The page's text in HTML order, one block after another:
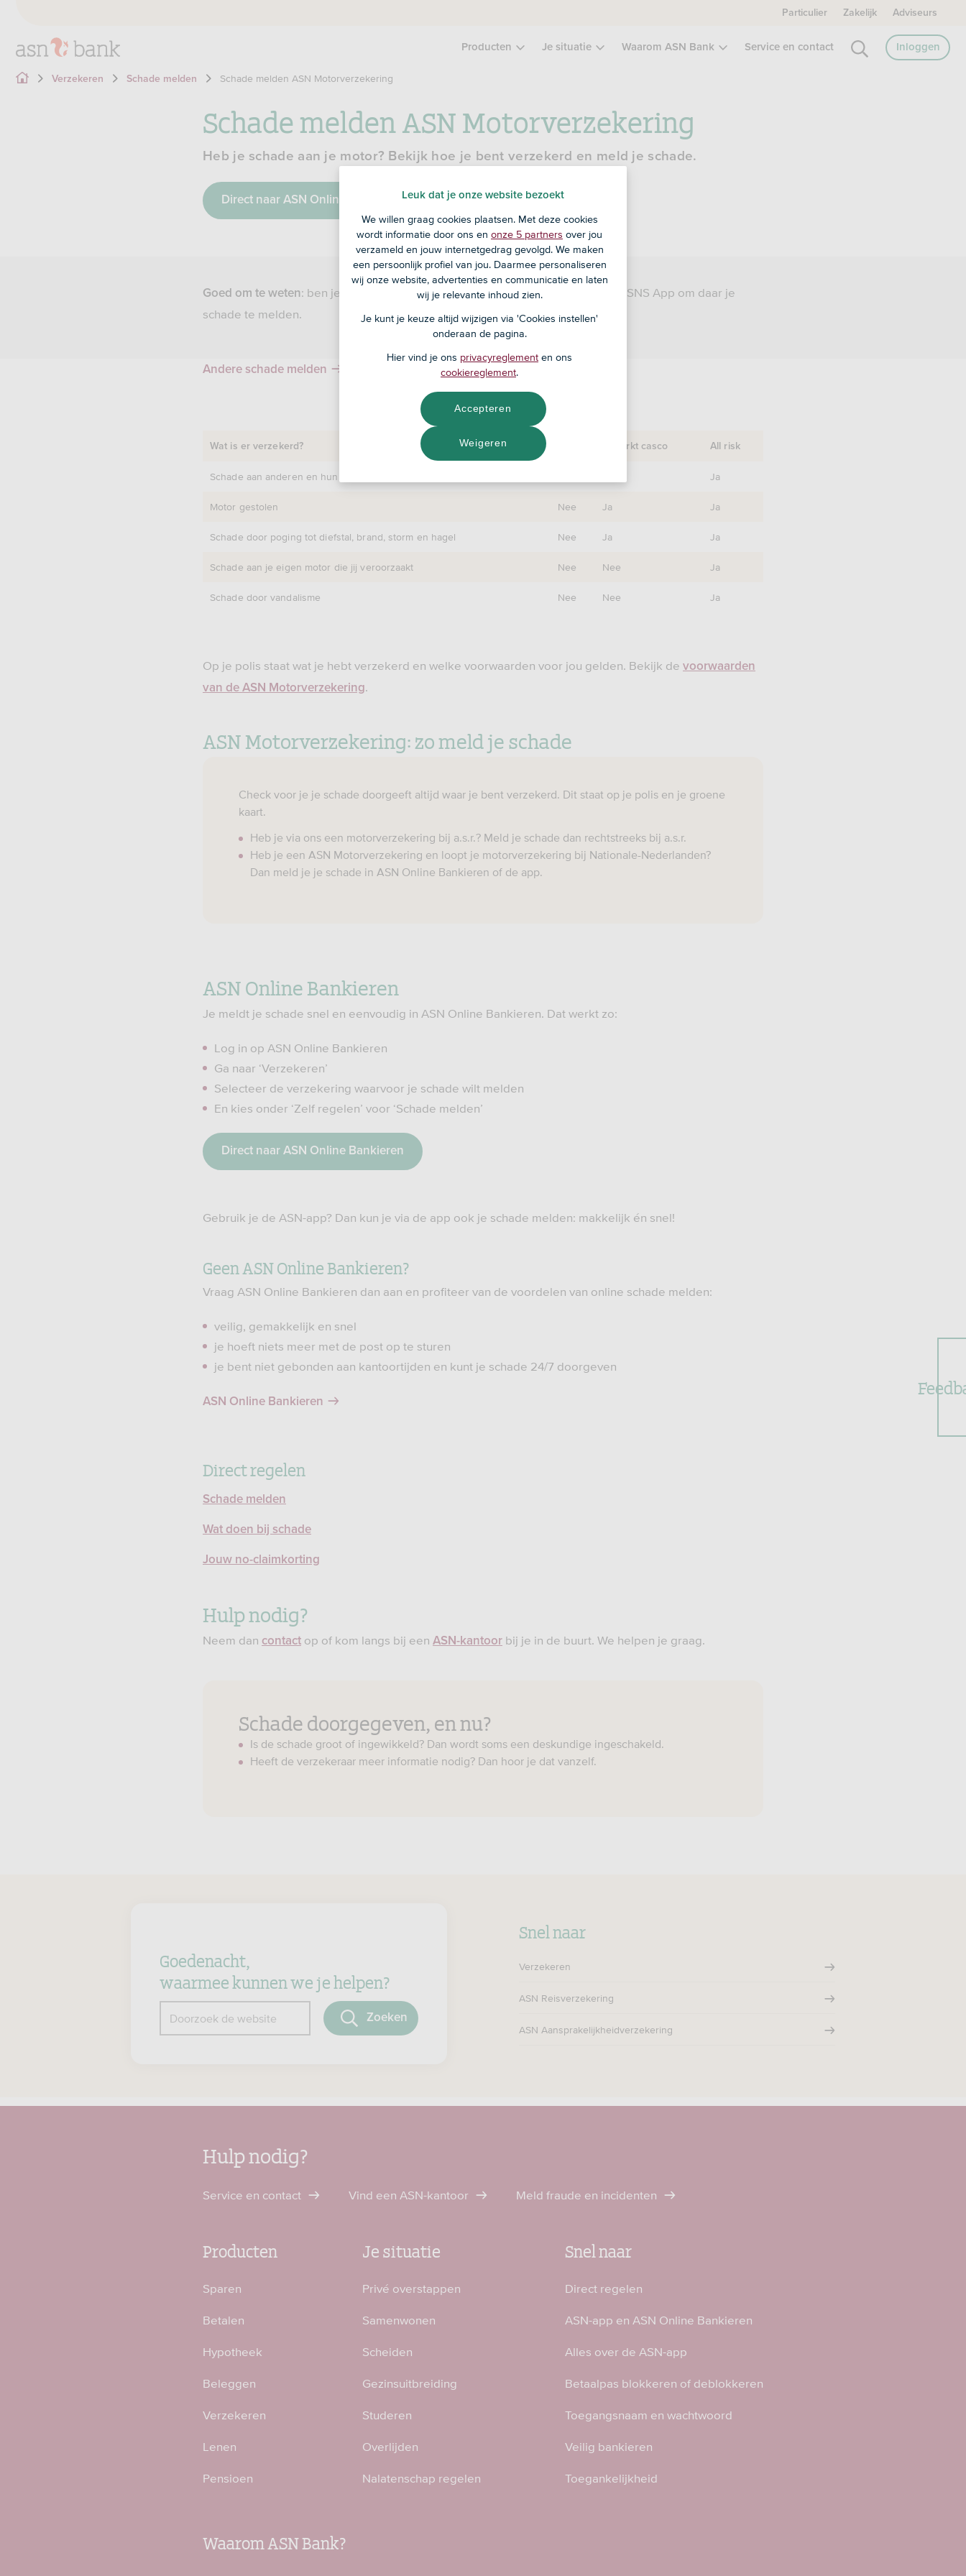
Particulier Zakelijk Adviseurs
Producten Je situatie Waarom ASN Bank Service en contact Inloggen
Verzekeren Schade melden Schade melden ASN Motorverzekering
Schade melden ASN Motorverzekering
Heb je schade aan je motor? Bekijk hoe je bent verzekerd en meld je schade.
Direct naar ASN Online Bankieren
Goed om te weten: ben je klant van SNS? Log dan in op Mijn SNS of ga naar de SNS App om daar je
schade te melden.
Andere schade melden
Wat is er verzekerd? Beperkt casco All risk
Schade aan anderen en hun spullen Ja
Motor gestolen Nee Ja Ja
Schade door poging tot diefstal, brand, storm en hagel Nee Ja Ja
Schade aan je eigen motor die jij veroorzaakt Nee Nee Ja
Schade door vandalisme Nee Nee Ja
Op je polis staat wat je hebt verzekerd en welke voorwaarden voor jou gelden. Bekijk de voorwaarden
van de ASN Motorverzekering.
ASN Motorverzekering: zo meld je schade
Check voor je je schade doorgeeft altijd waar je bent verzekerd. Dit staat op je polis en je groene
kaart.
Heb je via ons een motorverzekering bij a.s.r.? Meld je schade dan rechtstreeks bij a.s.r.
Heb je een ASN Motorverzekering en loopt je motorverzekering bij Nationale-Nederlanden?
Dan meld je je schade in ASN Online Bankieren of de app.
ASN Online Bankieren
Je meldt je schade snel en eenvoudig in ASN Online Bankieren. Dat werkt zo:
Log in op ASN Online Bankieren
Ga naar ‘Verzekeren’
Selecteer de verzekering waarvoor je schade wilt melden
En kies onder ‘Zelf regelen’ voor ‘Schade melden’
Direct naar ASN Online Bankieren
Gebruik je de ASN-app? Dan kun je via de app ook je schade melden: makkelijk én snel!
Geen ASN Online Bankieren?
Vraag ASN Online Bankieren dan aan en profiteer van de voordelen van online schade melden:
veilig, gemakkelijk en snel
je hoeft niets meer met de post op te sturen
je bent niet gebonden aan kantoortijden en kunt je schade 24/7 doorgeven
ASN Online Bankieren
Direct regelen
Schade melden
Wat doen bij schade
Jouw no-claimkorting
Hulp nodig?
Neem dan contact op of kom langs bij een ASN-kantoor bij je in de buurt. We helpen je graag.
Schade doorgegeven, en nu?
Is de schade groot of ingewikkeld? Dan wordt soms een deskundige ingeschakeld.
Heeft de verzekeraar meer informatie nodig? Dan hoor je dat vanzelf.
Goedenacht,
waarmee kunnen we je helpen?
Doorzoek de website
Zoeken
Snel naar
Verzekeren
ASN Reisverzekering
ASN Aansprakelijkheidverzekering
Hulp nodig?
Service en contact Vind een ASN-kantoor Meld fraude en incidenten
Producten
Sparen
Betalen
Hypotheek
Beleggen
Verzekeren
Lenen
Pensioen
Je situatie
Privé overstappen
Samenwonen
Scheiden
Gezinsuitbreiding
Studeren
Overlijden
Nalatenschap regelen
Snel naar
Direct regelen
ASN-app en ASN Online Bankieren
Alles over de ASN-app
Betaalpas blokkeren of deblokkeren
Toegangsnaam en wachtwoord
Veilig bankieren
Toegankelijkheid
Waarom ASN Bank?
Leuk dat je onze website bezoekt
We willen graag cookies plaatsen. Met deze cookies
wordt informatie door ons en onze 5 partners over jou
verzameld en jouw internetgedrag gevolgd. We maken
een persoonlijk profiel van jou. Daarmee personaliseren
wij onze website, advertenties en communicatie en laten
wij je relevante inhoud zien.
Je kunt je keuze altijd wijzigen via 'Cookies instellen'
onderaan de pagina.
Hier vind je ons privacyreglement en ons
cookiereglement.
Weigeren
Accepteren